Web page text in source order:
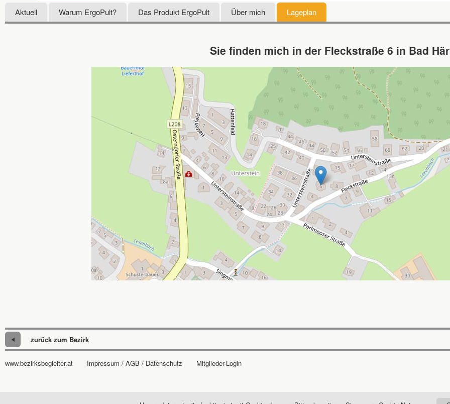
Aktuell Warum ErgoPult? Das Produkt ErgoPult Über mich Lageplan
Sie finden mich in der Fleckstraße 6 in Bad
zurück zum Bezirk
www.bezirksbegleiter.at Impressum / AGB / Datenschutz Mitglieder-Login